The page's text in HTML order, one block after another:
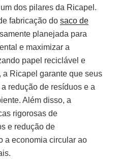
dos pilares da Ricapel.
fabricação do saco de
planejada para
e maximizar a
papel reciclável e
Ricapel garante que seus
redução de resíduos e a
Além disso, a
rigorosas de
e redução de
a economia circular ao